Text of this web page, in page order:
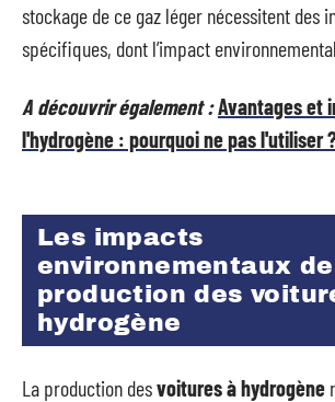
stockage de ce gaz léger nécessitent des
spécifiques, dont l’impact
A découvrir également :Avantages et
l'hydrogène : pourquoi ne pas l'utiliser
Les impacts
environnementaux
production des
hydrogène
La production desvoitures à hydrogène